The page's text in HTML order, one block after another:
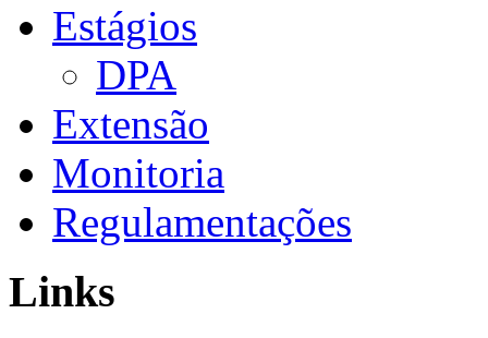
Estágios
DPA
Extensão
Monitoria
Regulamentações
Links